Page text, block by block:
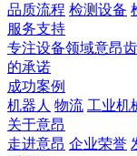
品质流程 检测设备
服务支持
专注设备领域意昂
的承诺
成功案例
机器人 物流 工业机
关于意昂
走进意昂 企业荣誉